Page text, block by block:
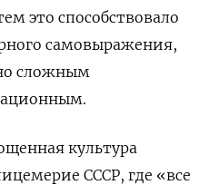
это способствовало
самовыражения,
сложным
культура
СССР, где «все